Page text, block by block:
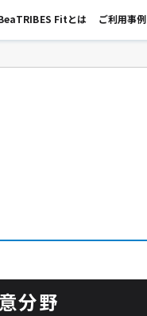
Fitとは ご利用事例
分野